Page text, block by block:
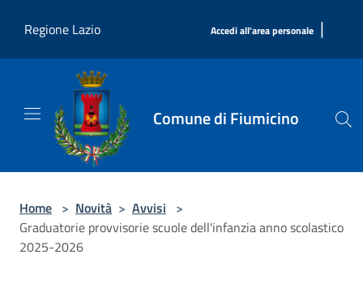
Regione Lazio
Accedi all'area personale |
Comune di Fiumicino
Home > Novità > Avvisi >
Graduatorie provvisorie scuole dell'infanzia anno scolastico
2025-2026